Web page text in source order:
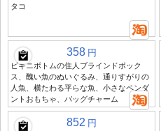
タコ
358 円
ビキニボトムの住人ブラインドボック
ス、醜い魚のぬいぐるみ、通りすがりの
人魚、横たわる平らな魚、小さなペンダ
ントおもちゃ、バッグチャーム
852 円